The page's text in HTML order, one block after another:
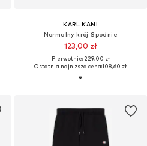
KARL KANI
Normalny krój Spodnie
123,00 zł
Pierwotnie: 229,00 zł
Ostatnia najniższa cena:108,60 zł